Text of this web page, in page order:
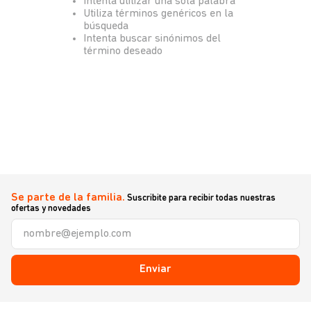
Utiliza términos genéricos en la
búsqueda
Intenta buscar sinónimos del
término deseado
Se parte de la familia. Suscribite para recibir todas nuestras
ofertas y novedades
Enviar